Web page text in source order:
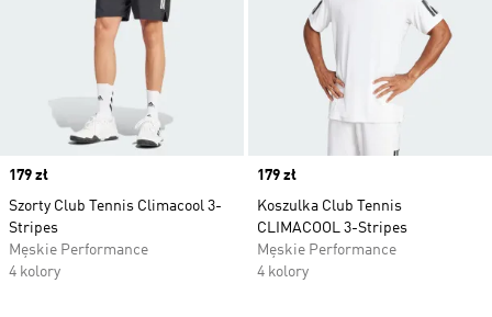
Price
179 zł
Szorty Club Tennis Climacool 3-
Stripes
Męskie Performance
4 kolory
Price
179 zł
Koszulka Club Tennis
CLIMACOOL 3-Stripes
Męskie Performance
4 kolory